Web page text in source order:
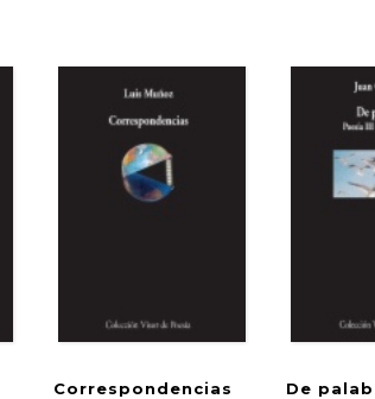
Correspondencias De